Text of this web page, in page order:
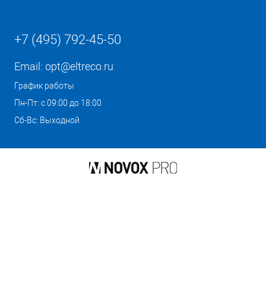
+7 (495) 792-45-50
Email: opt@eltreco.ru
График работы
Пн-Пт: с 09:00 до 18:00
Сб-Вс: Выходной